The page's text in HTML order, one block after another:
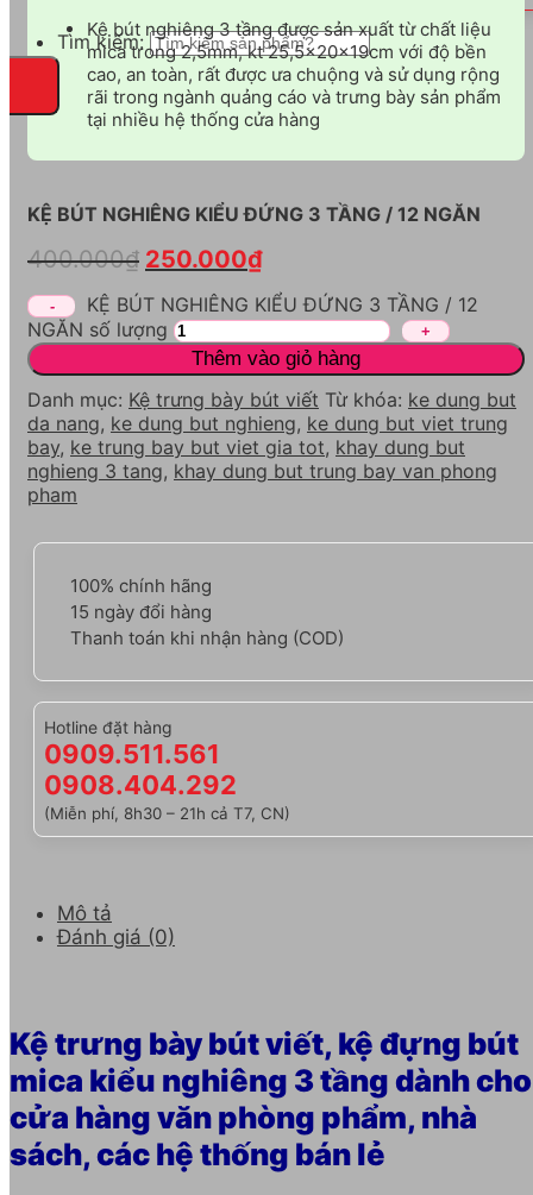
Tìm kiếm:
Kệ bút nghiêng 3 tầng được sản xuất từ chất liệu
mica trong 2,5mm, kt 25,5x20x19cm với độ bền
cao, an toàn, rất được ưa chuộng và sử dụng rộng
rãi trong ngành quảng cáo và trưng bày sản phẩm
tại nhiều hệ thống cửa hàng
KỆ BÚT NGHIÊNG KIỂU ĐỨNG 3 TẦNG / 12 NGĂN
400.000₫ 250.000₫
KỆ BÚT NGHIÊNG KIỂU ĐỨNG 3 TẦNG / 12
NGĂN số lượng
Thêm vào giỏ hàng
Danh mục: Kệ trưng bày bút viết Từ khóa: ke dung but
da nang, ke dung but nghieng, ke dung but viet trung
bay, ke trung bay but viet gia tot, khay dung but
nghieng 3 tang, khay dung but trung bay van phong
pham
100% chính hãng
15 ngày đổi hàng
Thanh toán khi nhận hàng (COD)
Hotline đặt hàng
0909.511.561
0908.404.292
(Miễn phí, 8h30 – 21h cả T7, CN)
Mô tả
Đánh giá (0)
Kệ trưng bày bút viết, kệ đựng bút
mica kiểu nghiêng 3 tầngdành cho
cửa hàng văn phòng phẩm, nhà
sách, các hệ thống bán lẻ